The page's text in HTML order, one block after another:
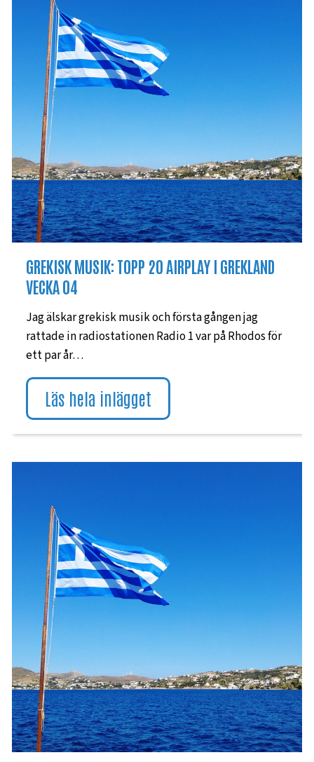
GREKISK MUSIK: TOPP 20 AIRPLAY I GREKLAND
VECKA 04
Jag älskar grekisk musik och första gången jag
rattade in radiostationen Radio 1 var på Rhodos för
ett par år…
Läs hela inlägget